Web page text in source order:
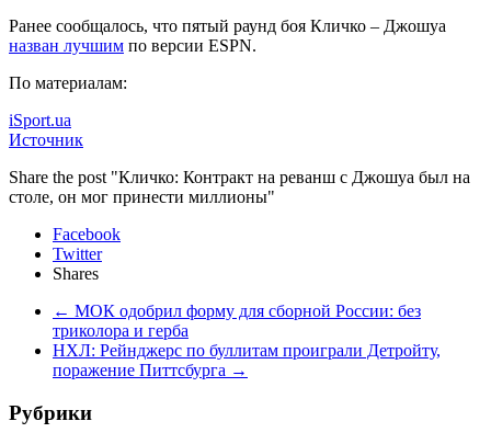
Ранее сообщалось, что пятый раунд боя Кличко – Джошуа
назван лучшим по версии ESPN.
По материалам:
iSport.ua
Источник
Share the post "Кличко: Контракт на реванш с Джошуа был на
столе, он мог принести миллионы"
Facebook
Twitter
Shares
← МОК одобрил форму для сборной России: без
триколора и герба
НХЛ: Рейнджерс по буллитам проиграли Детройту,
поражение Питтсбурга →
Рубрики